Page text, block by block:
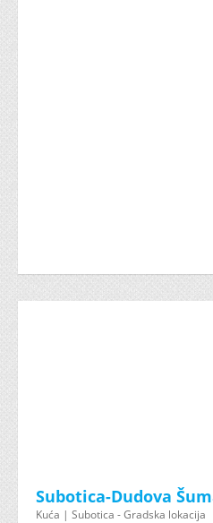
Subotica-Dudova
Kuća | Subotica - Gradska lokacija